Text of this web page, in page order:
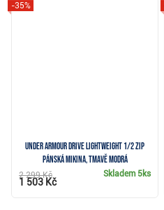
Under Armour Drive Lightweight 1/2 Zip
pánská mikina, tmavě modrá
-35%
Skladem 5ks
2 299 Kč
1 503 Kč